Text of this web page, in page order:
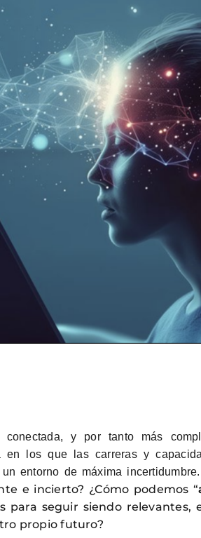
y por tanto más
en los que las carreras y
entorno de máxima incertidumbre.
e incierto? ¿Cómo podemos “
para seguir siendo relevantes,
propio futuro?